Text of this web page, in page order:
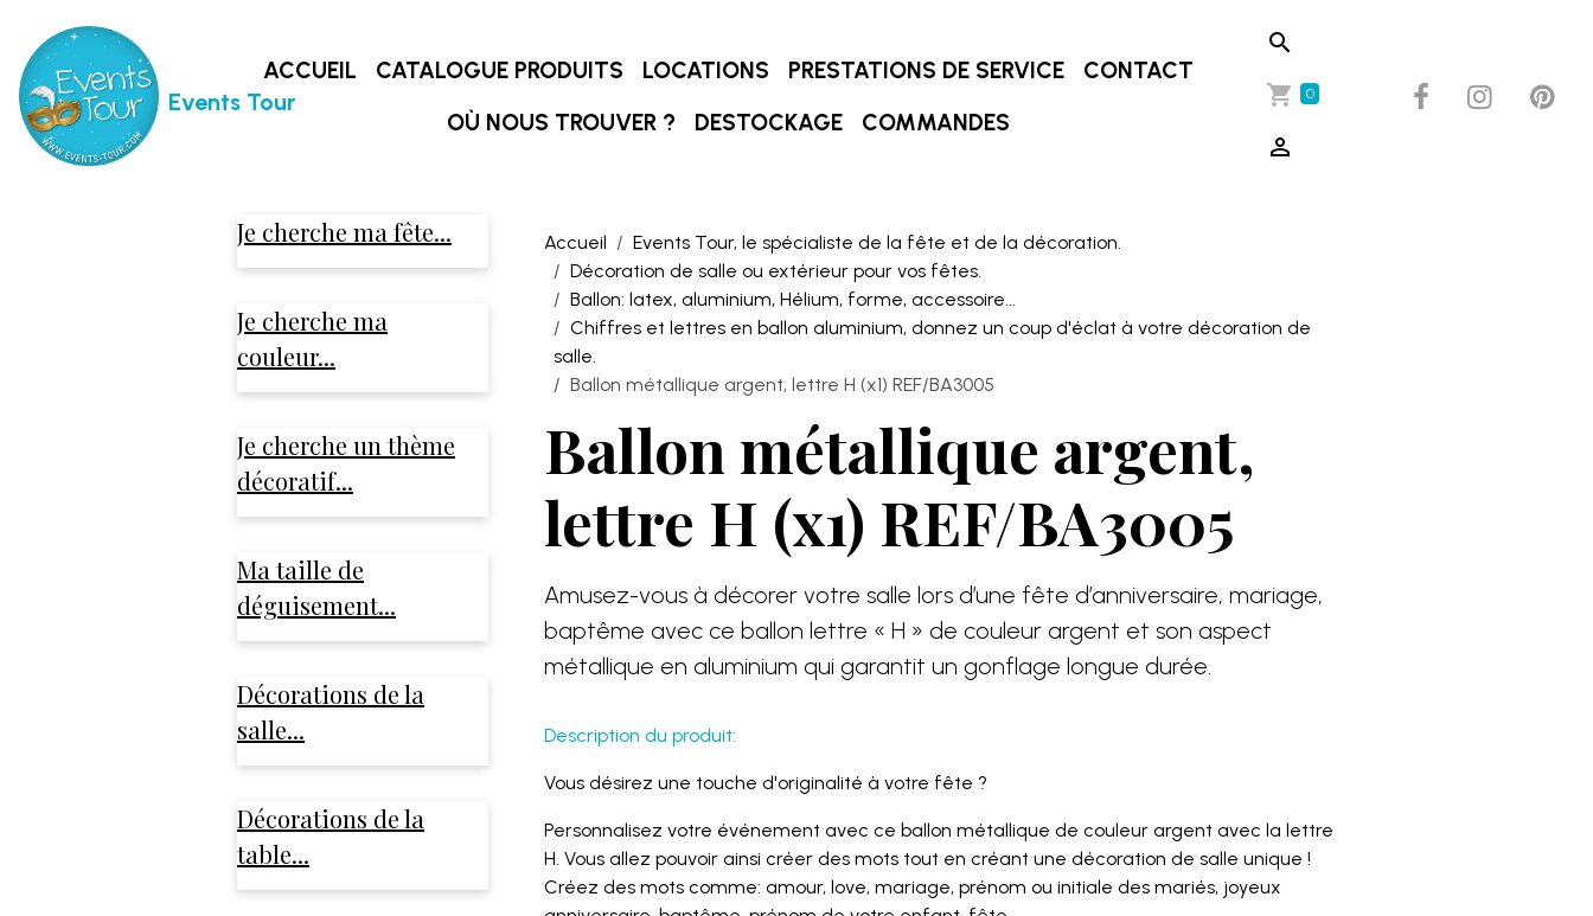
Events Tour
ACCUEIL CATALOGUE PRODUITS LOCATIONS PRESTATIONS DE SERVICE
CONTACT
OÙ NOUS TROUVER ?
DESTOCKAGE COMMANDES
0
Accueil
Events Tour, le spécialiste de la fête et de la décoration.
Décoration de salle ou extérieur pour vos fêtes.
Ballon: latex, aluminium, Hélium, forme, accessoire...
Chiffres et lettres en ballon aluminium, donnez un coup d'éclat à votre décoration de
salle.
Ballon métallique argent, lettre H (x1) REF/BA3005
Ballon métallique argent,
lettre H (x1) REF/BA3005
Amusez-vous à décorer votre salle lors d’une fête d’anniversaire, mariage,
baptême avec ce ballon lettre « H » de couleur argent et son aspect
métallique en aluminium qui garantit un gonflage longue durée.
Description du produit:
Vous désirez une touche d'originalité à votre fête ?
Personnalisez votre événement avec ce ballon métallique de couleur argent avec la lettre
H. Vous allez pouvoir ainsi créer des mots tout en créant une décoration de salle unique !
Créez des mots comme: amour, love, mariage, prénom ou initiale des mariés, joyeux
Je cherche ma fête...
Je cherche ma
couleur...
Je cherche un thème
décoratif...
Ma taille de
déguisement...
Décorations de la
salle...
Décorations de la
table...